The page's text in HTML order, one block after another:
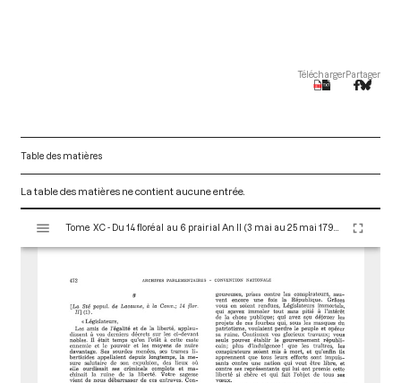
TéléchargerPartager
Table des matières
La table des matières ne contient aucune entrée.
s